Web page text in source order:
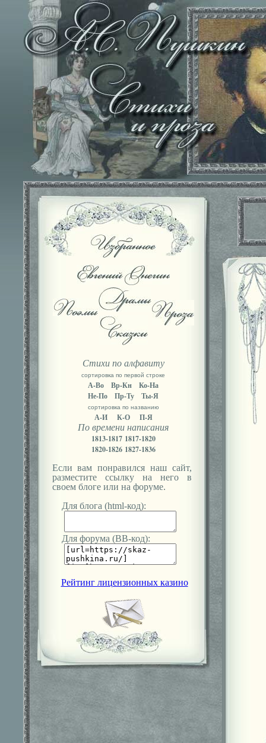
Стихи по алфавиту
сортировка по первой строке
А-Во Вр-Кн
Ко-На
Не-По
Пр-Ту Ты-Я
сортировка по названию
А-И К-О
П-Я
По времени написания
1813-1817 1817-1820
1820-1826 1827-1836
Если вам понравился наш сайт,
разместите ссылку на него в
своем блоге или на форуме.
Для блога (html-код):
Для форума (ВВ-код):
Рейтинг лицензионных казино